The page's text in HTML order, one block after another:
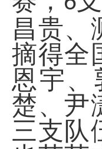
昌贵、
摘得全
恩宇
楚、尹
三支队